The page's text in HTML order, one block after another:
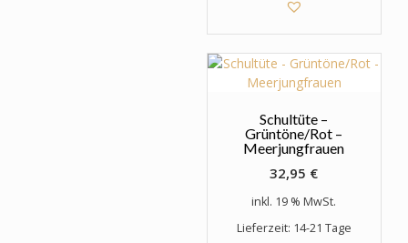
Schultüte –
Grüntöne/Rot –
Meerjungfrauen
32,95 €
inkl. 19 % MwSt.
Lieferzeit: 14-21 Tage